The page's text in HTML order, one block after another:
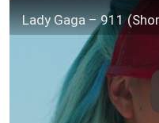
Lady Gaga – 911